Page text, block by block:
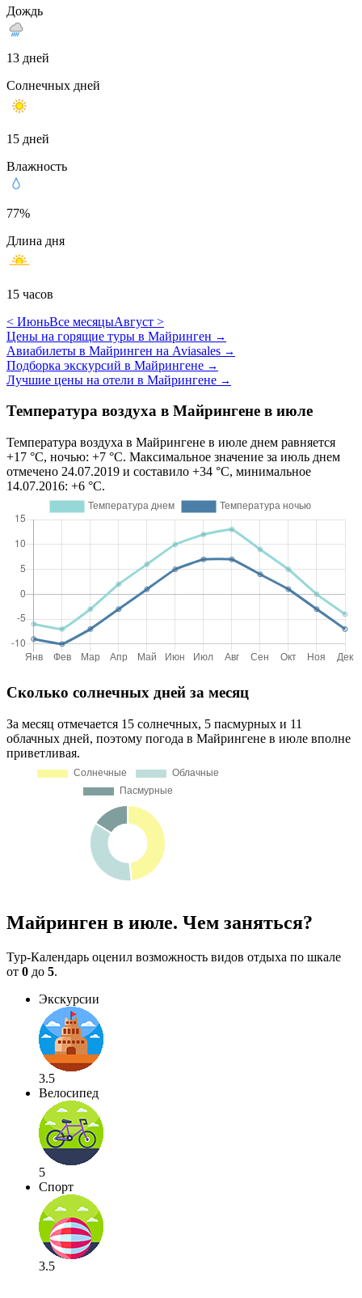
Дождь
13 дней
Солнечных дней
15 дней
Влажность
77%
Длина дня
15 часов
< ИюньВсе месяцыАвгуст >
Цены на горящие туры в Майринген →
Авиабилеты в Майринген на Aviasales →
Подборка экскурсий в Майрингене →
Лучшие цены на отели в Майрингене →
Температура воздуха в Майрингене в июле
Температура воздуха в Майрингене в июле днем равняется
+17 °C, ночью: +7 °C. Максимальное значение за июль днем
отмечено 24.07.2019 и составило +34 °C, минимальное
14.07.2016: +6 °C.
Сколько солнечных дней за месяц
За месяц отмечается 15 солнечных, 5 пасмурных и 11
облачных дней, поэтому погода в Майрингене в июле вполне
приветливая.
Майринген в июле. Чем заняться?
Тур-Календарь оценил возможность видов отдыха по шкале
от 0 до 5.
Экскурсии
3.5
Велосипед
5
Спорт
3.5